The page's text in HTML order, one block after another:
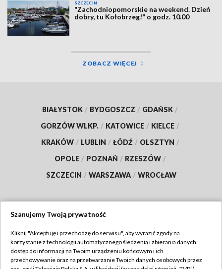
SZCZECIN
"Zachodniopomorskie na weekend. Dzień
dobry, tu Kołobrzeg!" o godz. 10.00
ZOBACZ WIĘCEJ
BIAŁYSTOK / BYDGOSZCZ / GDAŃSK /
GORZÓW WLKP. / KATOWICE / KIELCE /
KRAKÓW / LUBLIN / ŁÓDŹ / OLSZTYN /
OPOLE / POZNAŃ / RZESZÓW /
SZCZECIN / WARSZAWA / WROCŁAW
TVP
Abonament TVP
Regulamin TVP
Szanujemy Twoją prywatność
Kliknij "Akceptuję i przechodzę do serwisu", aby wyrazić zgody na
korzystanie z technologii automatycznego śledzenia i zbierania danych,
dostęp do informacji na Twoim urządzeniu końcowym i ich
przechowywanie oraz na przetwarzanie Twoich danych osobowych przez